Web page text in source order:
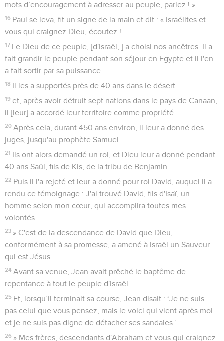
mots d’encouragement à adresser au peuple, parlez ! »
16 Paul se leva, fit un signe de la main et dit : « Israélites et
vous qui craignez Dieu, écoutez !
17 Le Dieu de ce peuple, [d'Israël, ] a choisi nos ancêtres. Il a
fait grandir le peuple pendant son séjour en Egypte et il l'en
a fait sortir par sa puissance.
18 Il les a supportés près de 40 ans dans le désert
19 et, après avoir détruit sept nations dans le pays de Canaan,
il [leur] a accordé leur territoire comme propriété.
20 Après cela, durant 450 ans environ, il leur a donné des
juges, jusqu'au prophète Samuel.
21 Ils ont alors demandé un roi, et Dieu leur a donné pendant
40 ans Saül, fils de Kis, de la tribu de Benjamin.
22 Puis il l'a rejeté et leur a donné pour roi David, auquel il a
rendu ce témoignage : J'ai trouvé David, fils d'Isaï, un
homme selon mon cœur, qui accomplira toutes mes
volontés.
23 » C'est de la descendance de David que Dieu,
conformément à sa promesse, a amené à Israël un Sauveur
qui est Jésus.
24 Avant sa venue, Jean avait prêché le baptême de
repentance à tout le peuple d'Israël.
25 Et, lorsqu’il terminait sa course, Jean disait : ‘Je ne suis
pas celui que vous pensez, mais le voici qui vient après moi
et je ne suis pas digne de détacher ses sandales.’
26 » Mes frères, descendants d'Abraham et vous qui craignez